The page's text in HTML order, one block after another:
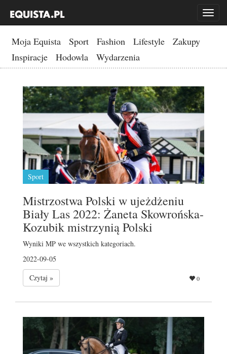
Toggle
Moja Equista Sport Fashion Lifestyle
Zakupy
Inspiracje
Hodowla Wydarzenia
Sport
Mistrzostwa Polski w ujeżdżeniu
Biały Las 2022: Żaneta Skowrońska-
Kozubik mistrzynią Polski
Wyniki MP we wszystkich kategoriach.
2022-09-05
Czytaj »
0